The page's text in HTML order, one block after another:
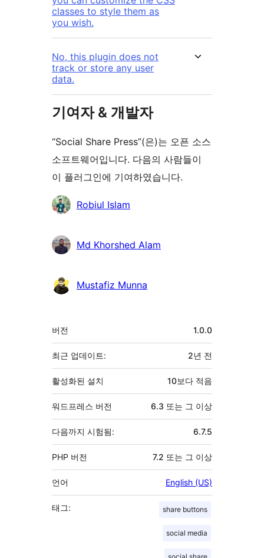
classes to style them as
you wish.
No, this plugin does not
track or store any user
data.
기여자 & 개발자
“Social Share Press”(은)는 오픈 소스
소프트웨어입니다. 다음의 사람들이
이 플러그인에 기여하였습니다.
기
자
Robiul Islam
Md Khorshed Alam
Mustafiz Munna
기
초
버전 1.0.0
최근 업데이트: 2년 전
활성화된 설치 10보다 적음
워드프레스 버전 6.3 또는 그 이상
다음까지 시험됨: 6.7.5
PHP 버전 7.2 또는 그 이상
언어 English (US)
태그: share buttons
social media